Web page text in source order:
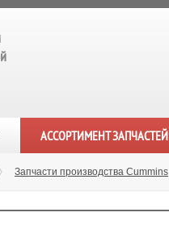
АССОРТИМЕНТ ЗАПЧАСТЕЙ
Запчасти производства Cummins